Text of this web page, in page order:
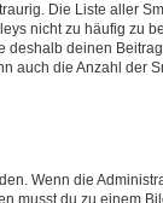
Die Liste aller
nicht zu häufig zu
deinen
auch die Anzahl der
Wenn die
musst du zu einem